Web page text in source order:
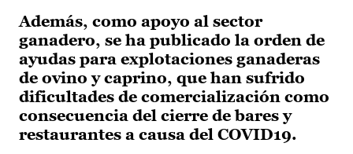
Además, como apoyo al sector
ganadero, se ha publicado la orden de
ayudas para explotaciones ganaderas
de ovino y caprino, que han sufrido
dificultades de comercialización como
consecuencia del cierre de bares y
restaurantes a causa del COVID19.